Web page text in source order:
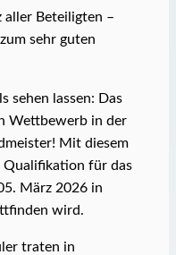
aller Beteiligten –
sehr guten
sehen lassen: Das
Wettbewerb in der
Mit diesem
Qualifikation für das
März 2026 in
wird.
traten in